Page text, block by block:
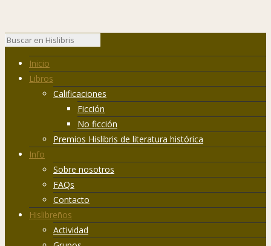
Inicio
Libros
Calificaciones
Ficción
No ficción
Premios Hislibris de literatura histórica
Info
Sobre nosotros
FAQs
Contacto
Hislibreños
Actividad